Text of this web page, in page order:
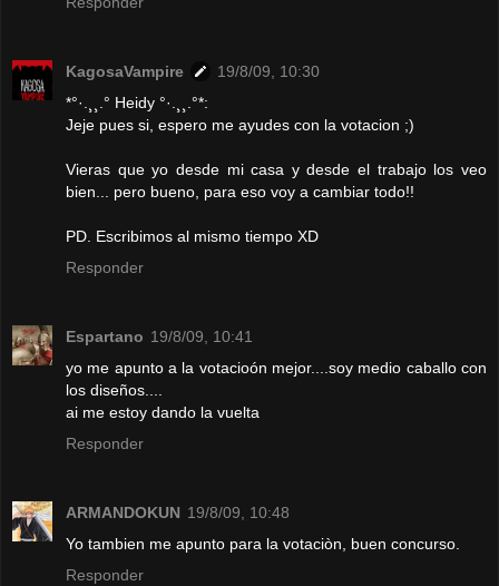
KagosaVampire
19/8/09, 10:30
*°·.¸¸.° Heidy °·.¸¸.°*:
Jeje pues si, espero me ayudes con la votacion ;)
Vieras que yo desde mi casa y desde el trabajo los veo
bien... pero bueno, para eso voy a cambiar todo!!
PD. Escribimos al mismo tiempo XD
Responder
Espartano 19/8/09, 10:41
yo me apunto a la votacioón mejor....soy medio caballo con
los diseños....
ai me estoy dando la vuelta
Responder
ARMANDOKUN 19/8/09, 10:48
Yo tambien me apunto para la votaciòn, buen concurso.
Responder